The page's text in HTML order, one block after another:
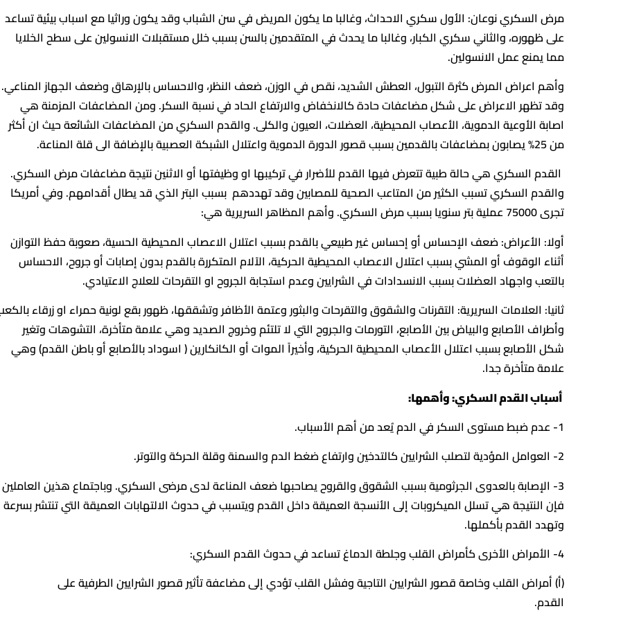
مرض السكري نوعان: الأول سكري الاحداث، وغالبا ما يكون المريض في سن الشباب وقد يكون وراثيا مع اسباب بيئية تساعد
على ظهوره، والثاني سكري الكبار، وغالبا ما يحدث في المتقدمين بالسن بسبب خلل مستقبلات الانسولين على سطح الخلايا
مما يمنع عمل الانسولين.
وأهم اعراض المرض كثرة التبول، العطش الشديد، نقص في الوزن، ضعف النظر، والاحساس بالإرهاق وضعف الجهاز المناعي.
وقد تظهر الاعراض على شكل مضاعفات حادة كالانخفاض والارتفاع الحاد في نسبة السكر. ومن المضاعفات المزمنة هي
اصابة الأوعية الدموية، الأعصاب المحيطية، العضلات، العيون والكلى. والقدم السكري من المضاعفات الشائعة حيث ان أكثر
من 25% يصابون بمضاعفات بالقدمين بسبب قصور الدورة الدموية واعتلال الشبكة العصبية بالإضافة الى قلة المناعة.
القدم السكري هي حالة طبية تتعرض فيها القدم للأضرار في تركيبها او وظيفتها أو الاثنين نتيجة مضاعفات مرض السكري.
والقدم السكري تسبب الكثير من المتاعب الصحية للمصابين وقد تهددهم بسبب البتر الذي قد يطال أقدامهم. وفي أمريكا
تجرى 75000 عملية بتر سنويا بسبب مرض السكري. وأهم المظاهر السريرية هي:
أولا: الأعراض: ضعف الإحساس أو إحساس غير طبيعي بالقدم بسبب اعتلال الاعصاب المحيطية الحسية، صعوبة حفظ التوازن
أثناء الوقوف أو المشي بسبب اعتلال الاعصاب المحيطية الحركية، الآلام المتكررة بالقدم بدون إصابات أو جروح، الاحساس
بالتعب واجهاد العضلات بسبب الانسدادات في الشرايين وعدم استجابة الجروح او التقرحات للعلاج الاعتيادي.
ثانيا: العلامات السريرية: التقرنات والشقوق والتقرحات والبثور وعتمة الأظافر وتشققها، ظهور بقع لونية حمراء او زرقاء
وأطراف الأصابع والبياض بين الأصابع، التورمات والجروح التي لا تلتئم وخروج الصديد وهي علامة متأخرة، التشوهات وتغير
شكل الأصابع بسبب اعتلال الأعصاب المحيطية الحركية، وأخيراً الموات أو الكانكارين ( اسوداد بالأصابع أو باطن القدم) وهي
علامة متأخرة جدا.
أسباب القدم السكري: وأهمها:
1- عدم ضبط مستوى السكر في الدم يُعد من أهم الأسباب.
2- العوامل المؤدية لتصلب الشرايين كالتدخين وارتفاع ضغط الدم والسمنة وقلة الحركة والتوتر.
3- الإصابة بالعدوى الجرثومية بسبب الشقوق والقروح يصاحبها ضعف المناعة لدى مرضى السكري. وباجتماع هذين العاملين
فإن النتيجة هي تسلل الميكروبات إلى الأنسجة العميقة داخل القدم ويتسبب في حدوث الالتهابات العميقة التي تنتشر بسرعة
وتهدد القدم بأكملها.
4- الأمراض الأخرى كأمراض القلب وجلطة الدماغ تساعد في حدوث القدم السكري:
(أ) أمراض القلب وخاصة قصور الشرايين التاجية وفشل القلب تؤدي إلى مضاعفة تأثير قصور الشرايين الطرفية على
القدم.